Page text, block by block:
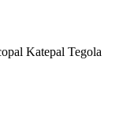
Katepal Tegola